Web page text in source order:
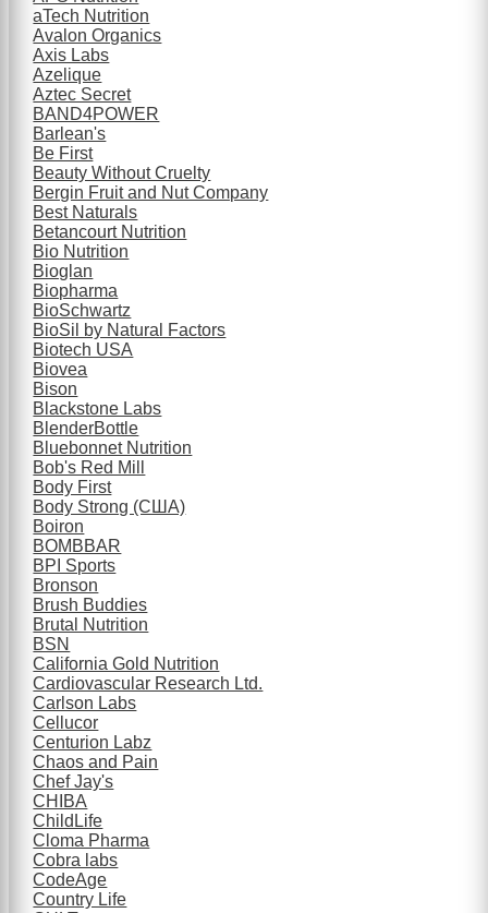
aTech Nutrition
Avalon Organics
Axis Labs
Azelique
Aztec Secret
BAND4POWER
Barlean's
Be First
Beauty Without Cruelty
Bergin Fruit and Nut Company
Best Naturals
Betancourt Nutrition
Bio Nutrition
Bioglan
Biopharma
BioSchwartz
BioSil by Natural Factors
Biotech USA
Biovea
Bison
Blackstone Labs
BlenderBottle
Bluebonnet Nutrition
Bob's Red Mill
Body First
Body Strong (США)
Boiron
BOMBBAR
BPI Sports
Bronson
Brush Buddies
Brutal Nutrition
BSN
California Gold Nutrition
Cardiovascular Research Ltd.
Carlson Labs
Cellucor
Centurion Labz
Chaos and Pain
Chef Jay's
CHIBA
ChildLife
Cloma Pharma
Cobra labs
CodeAge
Country Life